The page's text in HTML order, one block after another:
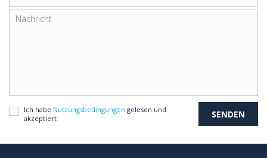
Ich habe Nutzungsbedingungen gelesen und
akzeptiert